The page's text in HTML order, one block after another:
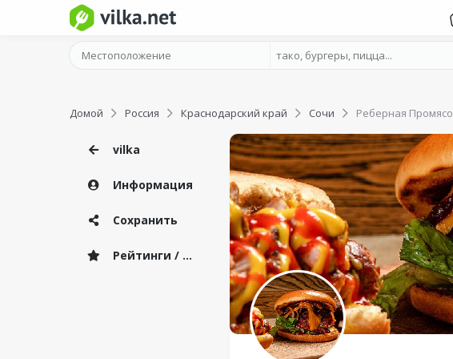
Домой Россия Краснодарский край Сочи Реберная Промясо
vilka
Информация
Сохранить
Рейтинги / Отзывы